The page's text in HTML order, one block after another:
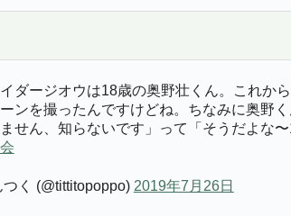
ダージオウは18歳の奥野壮くん。これか
ンを撮ったんですけどね。ちなみに奥野
ません、知らないです」って「そうだよな
く (@tittitopoppo) 2019年7月26日